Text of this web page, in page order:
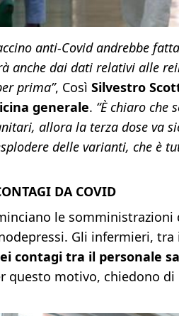
anti-Covid andrebbe
anche dai dati relativi alle
prima”, Così Silvestro
generale. “È chiaro che
allora la terza dose va
delle varianti, che è
DA COVID
le somministrazioni
Gli infermieri, tra
contagi tra il personale
questo motivo, chiedono di